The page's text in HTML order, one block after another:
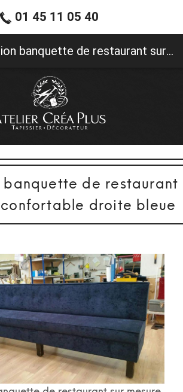
banquette de restaurant
confortable droite bleue
01 45 11 05 40
Réalisation banquette de restaurant sur mesure confortable droite bleue